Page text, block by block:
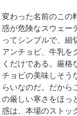
変わった名前のこの
惑が危険なスウェー
ってシンプルで、細
アンチョビ、牛乳を
くだけである。厳格
チョビの美味しそう
らいなのだ。だから
の厳しい寒さをほっ
惑は、本場のストッ